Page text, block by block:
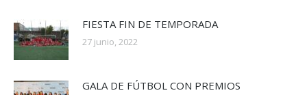
FIESTA FIN DE TEMPORADA
27 junio, 2022
GALA DE FÚTBOL CON PREMIOS